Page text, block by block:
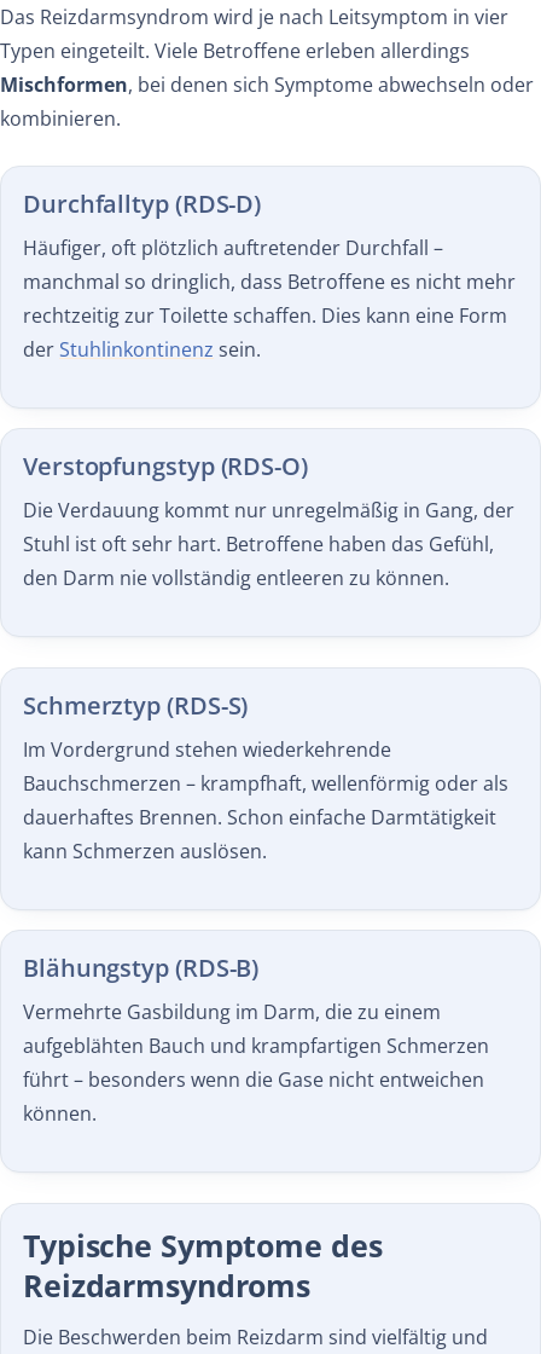
Das Reizdarmsyndrom wird je nach Leitsymptom in vier
Typen eingeteilt. Viele Betroffene erleben allerdings
Mischformen, bei denen sich Symptome abwechseln oder
kombinieren.
Durchfalltyp (RDS-D)
Häufiger, oft plötzlich auftretender Durchfall –
manchmal so dringlich, dass Betroffene es nicht mehr
rechtzeitig zur Toilette schaffen. Dies kann eine Form
derStuhlinkontinenz sein.
Verstopfungstyp (RDS-O)
Die Verdauung kommt nur unregelmäßig in Gang, der
Stuhl ist oft sehr hart. Betroffene haben das Gefühl,
den Darm nie vollständig entleeren zu können.
Schmerztyp (RDS-S)
Im Vordergrund stehen wiederkehrende
Bauchschmerzen – krampfhaft, wellenförmig oder als
dauerhaftes Brennen. Schon einfache Darmtätigkeit
kann Schmerzen auslösen.
Blähungstyp (RDS-B)
Vermehrte Gasbildung im Darm, die zu einem
aufgeblähten Bauch und krampfartigen Schmerzen
führt – besonders wenn die Gase nicht entweichen
können.
Typische Symptome des
Reizdarmsyndroms
Die Beschwerden beim Reizdarm sind vielfältig und